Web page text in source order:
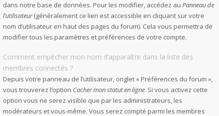
dans notre base de données. Pour les modifier, accédez au Panneau de
l’utilisateur(généralement ce lien est accessible en cliquant sur votre
nom d’utilisateur en haut des pages du forum). Cela vous permettra de
modifier tous les paramètres et préférences de votre compte.
Comment empêcher mon nom d’apparaître dans la liste des
membres connectés ?
Depuis votre panneau de l’utilisateur, onglet « Préférences du forum »,
vous trouverez l’option Cacher mon statut en ligne. Si vous activez cette
option vous ne serez visible que par les administrateurs, les
modérateurs et vous-même. Vous serez compté parmi les membres